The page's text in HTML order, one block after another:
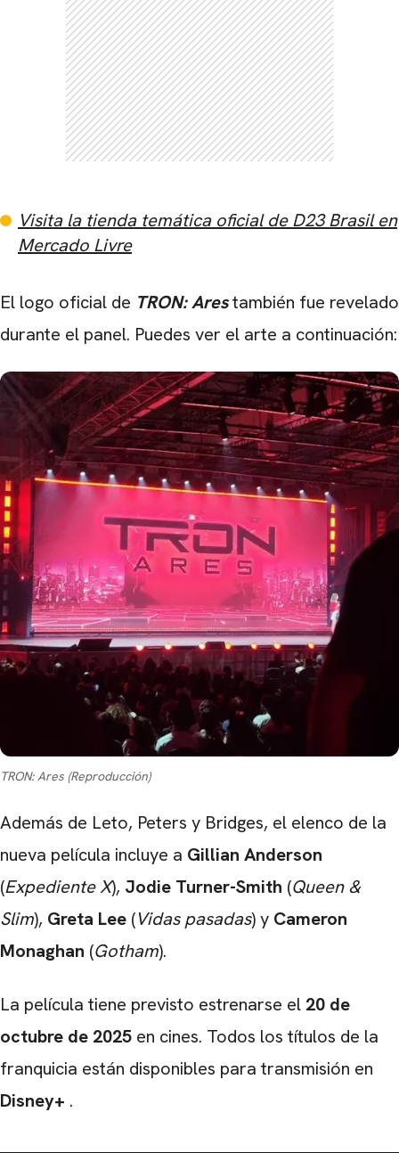
Visita la tienda temática oficial de D23 Brasil en
Mercado Livre
El logo oficial de TRON: Arestambién fue revelado
durante el panel. Puedes ver el arte a continuación:
TRON: Ares (Reproducción)
Además de Leto, Peters y Bridges, el elenco de la
nueva película incluye a Gillian Anderson
(Expediente X), Jodie Turner-Smith (Queen &
Slim), Greta Lee (Vidas pasadas) y Cameron
Monaghan (Gotham).
La película tiene previsto estrenarse el 20 de
octubre de 2025 en cines. Todos los títulos de la
franquicia están disponibles para transmisión en
Disney+ .